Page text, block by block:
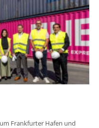
Frankfurter Hafen und